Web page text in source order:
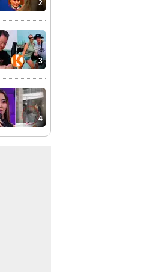
2
3
4